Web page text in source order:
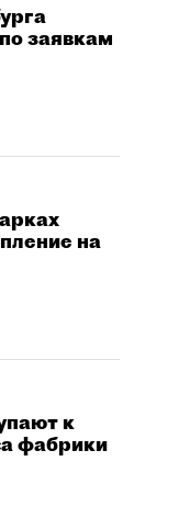
заявкам
на
к
фабрики